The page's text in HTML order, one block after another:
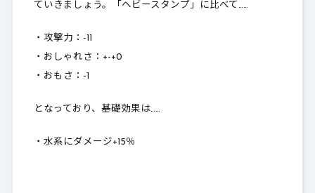
ていきましょう。「ヘビースタンプ」に比べて……
・攻撃力：-11
・おしゃれさ：+-+0
・おもさ：-1
となっており、基礎効果は……
・水系にダメージ+15％